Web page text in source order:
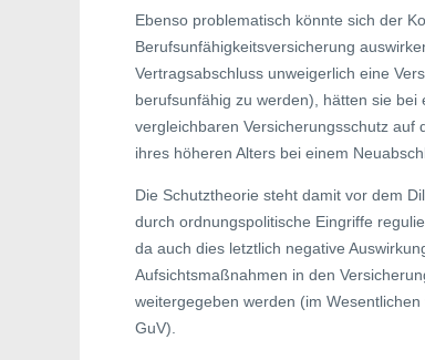
Ebenso problematisch könnte sich der
Berufsunfähigkeitsversicherung
Vertragsabschluss unweigerlich eine
berufsunfähig zu werden), hätten sie
vergleichbaren Versicherungsschutz
ihres höheren Alters bei einem
Die Schutztheorie steht damit vor dem
durch ordnungspolitische Eingriffe
da auch dies letztlich negative
Aufsichtsmaßnahmen in den
weitergegeben werden (im
GuV).